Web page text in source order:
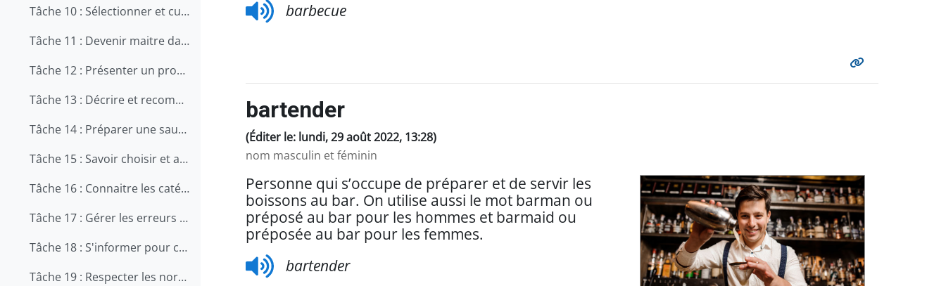
Tâche 10 : Sélectionner et cuire un steak
Tâche 11 : Devenir maitre dans l'art de préparer un fond de veau
Tâche 12 : Présenter un produit culinaire
Tâche 13 : Décrire et recommander une bière
Tâche 14 : Préparer une sauce béchamel
Tâche 15 : Savoir choisir et apprêter le homard
Tâche 16 : Connaitre les catégories de desserts
Tâche 17 : Gérer les erreurs lors d'un service
Tâche 18 : S'informer pour choisir un programme d'étude
Tâche 19 : Respecter les normes de nettoyage et d'assainissement en cuisine
barbecue
bartender
(Éditer le: lundi, 29 août 2022, 13:28)
nom masculin et féminin
Personne qui s’occupe de préparer et de servir les
boissons au bar. On utilise aussi le mot barman ou
préposé au bar pour les hommes et barmaid ou
préposée au bar pour les femmes.
bartender